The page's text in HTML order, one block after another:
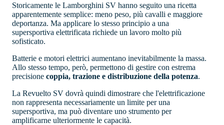
Storicamente le Lamborghini SV hanno seguito una ricetta
apparentemente semplice: meno peso, più cavalli e maggiore
deportanza. Ma applicare lo stesso principio a una
supersportiva elettrificata richiede un lavoro molto più
sofisticato.
Batterie e motori elettrici aumentano inevitabilmente la massa.
Allo stesso tempo, però, permettono di gestire con estrema
precisione coppia, trazione e distribuzione della potenza.
La Revuelto SV dovrà quindi dimostrare che l'elettrificazione
non rappresenta necessariamente un limite per una
supersportiva, ma può diventare uno strumento per
amplificarne ulteriormente le capacità.